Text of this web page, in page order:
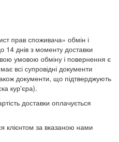
прав споживача» обмін і
14 днів з моменту доставки
умовою обміну і повернення є
всі супровідні документи
документи, що підтверджують
кур'єра).
доставки оплачується
клієнтом за вказаною нами